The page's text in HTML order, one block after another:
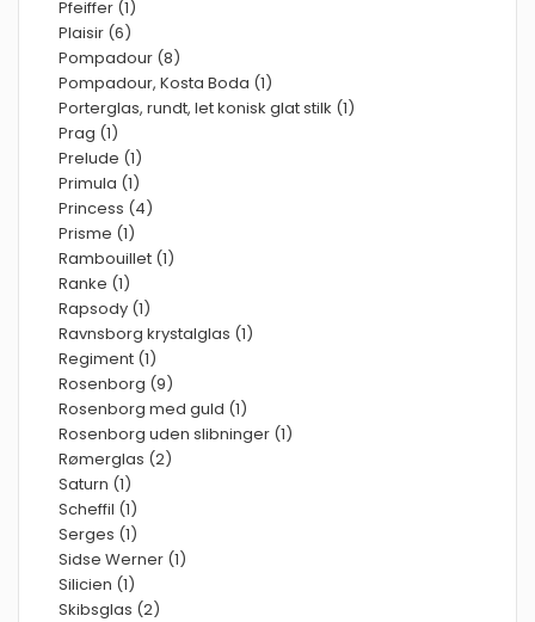
Pfeiffer (1)
Plaisir (6)
Pompadour (8)
Pompadour, Kosta Boda (1)
Porterglas, rundt, let konisk glat stilk (1)
Prag (1)
Prelude (1)
Primula (1)
Princess (4)
Prisme (1)
Rambouillet (1)
Ranke (1)
Rapsody (1)
Ravnsborg krystalglas (1)
Regiment (1)
Rosenborg (9)
Rosenborg med guld (1)
Rosenborg uden slibninger (1)
Rømerglas (2)
Saturn (1)
Scheffil (1)
Serges (1)
Sidse Werner (1)
Silicien (1)
Skibsglas (2)